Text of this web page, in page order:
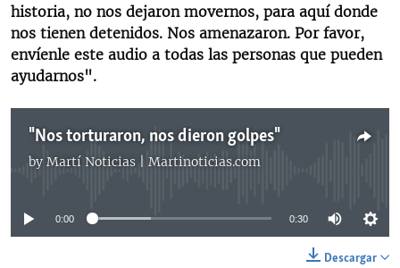
historia, no nos dejaron movernos, para aquí donde
nos tienen detenidos. Nos amenazaron. Por favor,
envíenle este audio a todas las personas que pueden
ayudarnos".
"Nos torturaron, nos dieron golpes"
by Martí Noticias | Martinoticias.com
No media source currently available
0:00 0:30
Descargar